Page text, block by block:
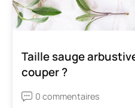
Taille sauge
couper ?
0 commentaires